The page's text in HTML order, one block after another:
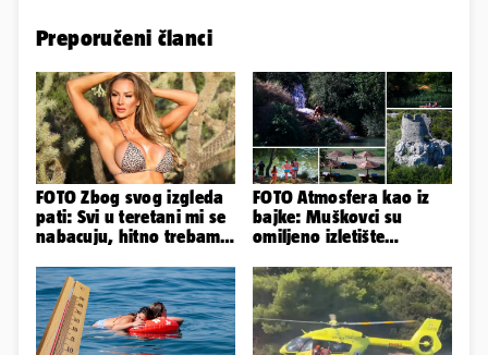
Preporučeni članci
FOTO Zbog svog izgleda
pati: Svi u teretani mi se
nabacuju, hitno trebam
FOTO Atmosfera kao iz
bajke: Muškovci su
omiljeno izletište
zašto